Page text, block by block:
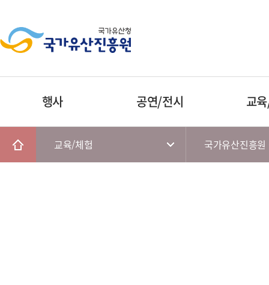
행사 공연/전시 교
교육/체험 국가유산진흥